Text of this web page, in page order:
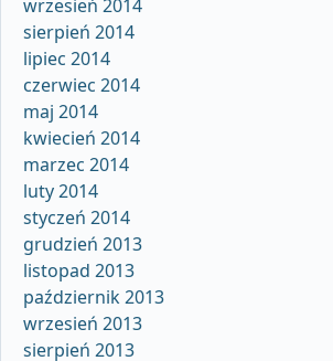
wrzesień 2014
sierpień 2014
lipiec 2014
czerwiec 2014
maj 2014
kwiecień 2014
marzec 2014
luty 2014
styczeń 2014
grudzień 2013
listopad 2013
październik 2013
wrzesień 2013
sierpień 2013